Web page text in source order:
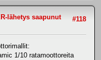
#118
lähetys saapunut
1/10 ratamoottoreita